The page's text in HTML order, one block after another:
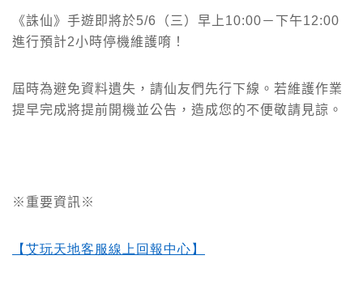
《誅仙》手遊即將於5/6（三）早上10:00－下午12:00
進行預計2小時停機維護唷！
屆時為避免資料遺失，請仙友們先行下線。若維護作業
提早完成將提前開機並公告，造成您的不便敬請見諒。
※重要資訊※
【艾玩天地客服線上回報中心】